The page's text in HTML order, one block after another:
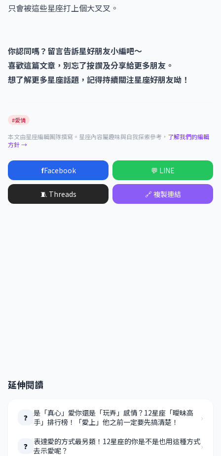
只會被這些星座打上個大叉叉。
你認同嗎？留言告訴星好朋友小編吧～
喜歡這篇文章，別忘了按讚及分享給更多朋友。
想了解更多星座話題，記得持續關注星座好朋友呦！
#愛情
本文由星座編輯團隊撰寫。星座內容屬趣味與自我探索參考， 了解我們的編輯
方針 →
fFacebook 💬 LINE
🧵 Threads 🔗 複製連結
延伸閱讀
❓ 是「真心」愛你還是「玩弄」感情？12星座「曖昧高
手」排行榜！「愛上」他之前一定要先搞清楚！
›
❓
表達愛的方式最另類！12星座的你是不是也用這種方式
去示愛呢？
›